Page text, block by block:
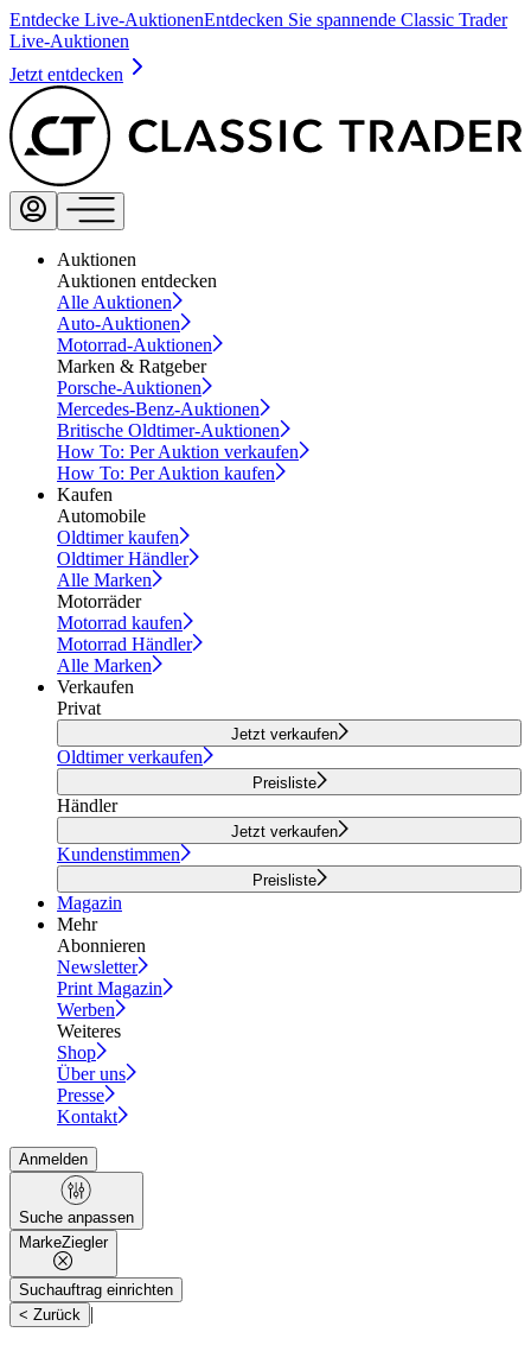
Entdecke Live-AuktionenEntdecken Sie spannende Classic Trader
Live-Auktionen
Jetzt entdecken
Auktionen
Auktionen entdecken
Alle Auktionen
Auto-Auktionen
Motorrad-Auktionen
Marken & Ratgeber
Porsche-Auktionen
Mercedes-Benz-Auktionen
Britische Oldtimer-Auktionen
How To: Per Auktion verkaufen
How To: Per Auktion kaufen
Kaufen
Automobile
Oldtimer kaufen
Oldtimer Händler
Alle Marken
Motorräder
Motorrad kaufen
Motorrad Händler
Alle Marken
Verkaufen
Privat
Jetzt verkaufen
Oldtimer verkaufen
Preisliste
Händler
Jetzt verkaufen
Kundenstimmen
Preisliste
Magazin
Mehr
Abonnieren
Newsletter
Print Magazin
Werben
Weiteres
Shop
Über uns
Presse
Kontakt
Anmelden
Suche anpassen
MarkeZiegler
Suchauftrag einrichten
< Zurück |